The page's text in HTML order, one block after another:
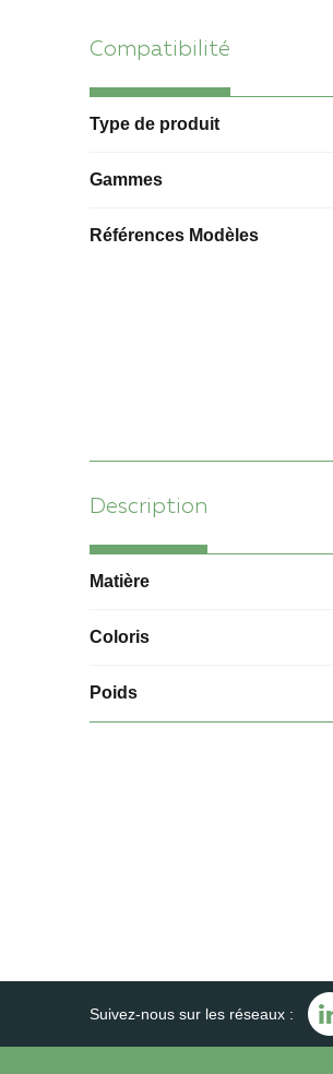
Compatibilité
Type de produit
Gammes
Références Modèles
Description
Matière
Coloris
Poids
Suivez-nous sur les réseaux :